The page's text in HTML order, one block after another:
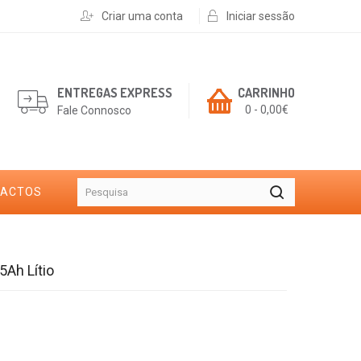
Criar uma conta Iniciar sessão
CARRINHO
0 - 0,00€
ENTREGAS EXPRESS
Fale Connosco
Lítio